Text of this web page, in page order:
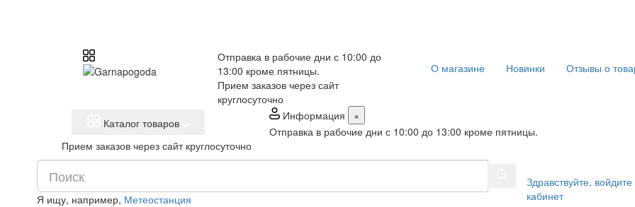
Отправка в рабочие дни с 10:00 до
13:00 кроме пятницы.
Прием заказов через сайт
круглосуточно
О магазине Новинки Отзывы о
Каталог товаров
Информация
×
Отправка в рабочие дни с 10:00 до 13:00 кроме пятницы.
Прием заказов через сайт круглосуточно
Я ищу, например, Метеостанция
Здравствуйте, войдите
кабинет